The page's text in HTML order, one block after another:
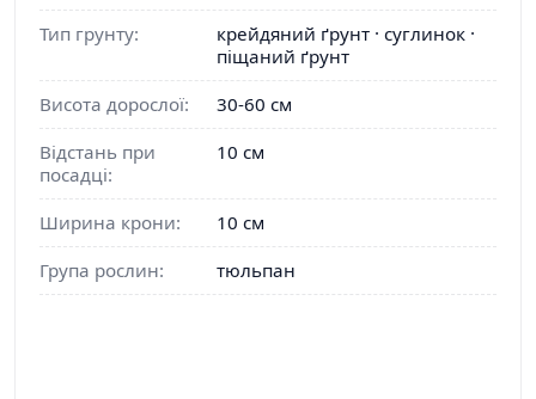
Тип грунту:
крейдяний ґрунт · суглинок ·
піщаний ґрунт
Висота дорослої:
30-60 см
Відстань при
посадці:
10 см
Ширина крони:
10 см
Група рослин:
тюльпан